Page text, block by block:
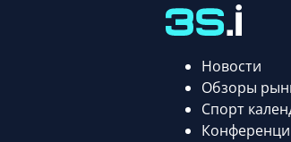
Новости
Обзоры
Спорт